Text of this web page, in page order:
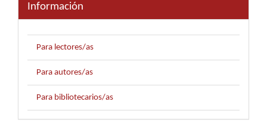
Información
Para lectores/as
Para autores/as
Para bibliotecarios/as